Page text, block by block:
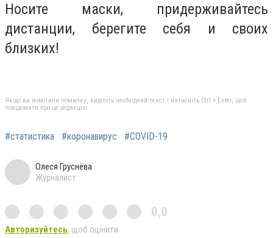
Носите маски, придерживайтесь
дистанции, берегите себя и своих
близких!
Якщо ви помітили помилку, виділіть необхідний текст і натисніть Ctrl + Enter, щоб
повідомити про це редакцію
#статистика #коронавирус #СOVID-19
Олеся Груснёва
Журналист
0,0
Авторизуйтесь, щоб оцінити